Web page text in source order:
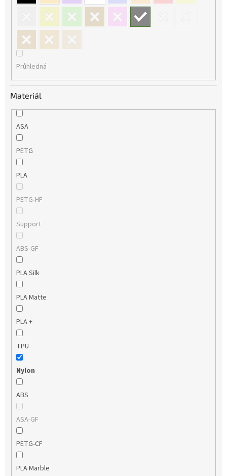
Průhledná
Materiál
ASA
PETG
PLA
PETG-HF
Support
ABS-GF
PLA Silk
PLA Matte
PLA +
TPU
Nylon
ABS
ASA-GF
PETG-CF
PLA Marble